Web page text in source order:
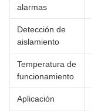
alarmas
Detección de
aislamiento
Temperatura de
funcionamiento
Aplicación